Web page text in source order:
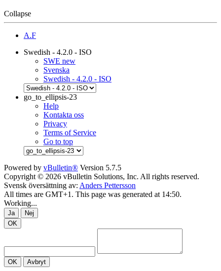
Collapse
A.F
Swedish - 4.2.0 - ISO
SWE new
Svenska
Swedish - 4.2.0 - ISO
go_to_ellipsis-23
Help
Kontakta oss
Privacy
Terms of Service
Go to top
Powered by vBulletin® Version 5.7.5
Copyright © 2026 vBulletin Solutions, Inc. All rights reserved.
Svensk översättning av: Anders Pettersson
All times are GMT+1. This page was generated at 14:50.
Working...
Ja
Nej
OK
OK Avbryt